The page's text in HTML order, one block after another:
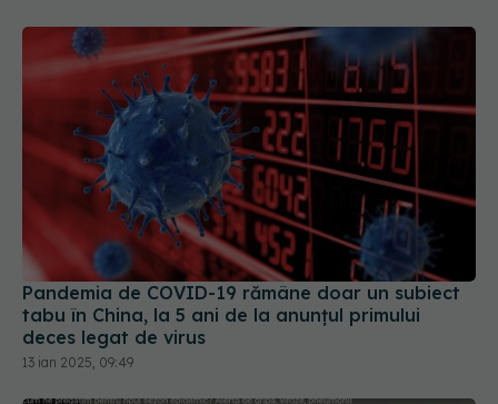
Pandemia de COVID-19 rămâne doar un subiect
tabu în China, la 5 ani de la anunțul primului
deces legat de virus
13 ian 2025, 09:49